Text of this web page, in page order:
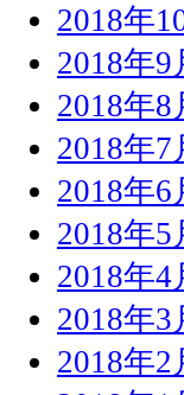
2018年
2018年9
2018年8
2018年7
2018年6
2018年5
2018年4
2018年3
2018年2